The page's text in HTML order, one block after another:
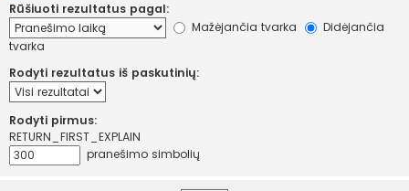
Rūšiuoti rezultatus pagal:
Mažėjančia tvarka
Didėjančia
tvarka
Rodyti rezultatus iš paskutinių:
Rodyti pirmus:
RETURN_FIRST_EXPLAIN
pranešimo simbolių